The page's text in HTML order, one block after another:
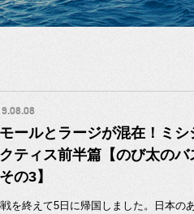
ールとラージが混在！ミ
ティス前半篇【のび太の
の3】
を終えて5日に帰国しました。日本の